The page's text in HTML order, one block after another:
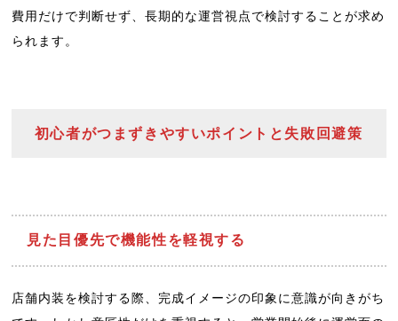
費用だけで判断せず、長期的な運営視点で検討することが求め
られます。
初心者がつまずきやすいポイントと失敗回避策
見た目優先で機能性を軽視する
店舗内装を検討する際、完成イメージの印象に意識が向きがち